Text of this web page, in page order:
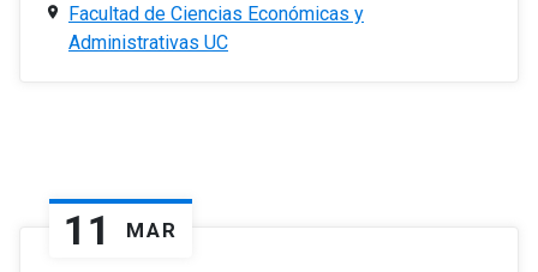
Facultad de Ciencias Económicas y
Administrativas UC
11 MAR